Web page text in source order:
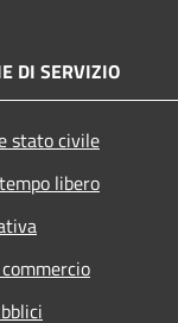
DI SERVIZIO
stato civile
libero